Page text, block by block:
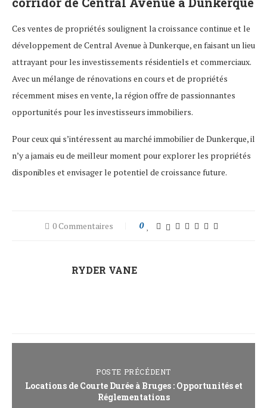
Ces ventes de propriétés soulignent la croissance continue et le
développement de Central Avenue à Dunkerque, en faisant un lieu
attrayant pour les investissements résidentiels et commerciaux.
Avec un mélange de rénovations en cours et de propriétés
récemment mises en vente, la région offre de passionnantes
opportunités pour les investisseurs immobiliers.
Pour ceux qui s’intéressent au marché immobilier de Dunkerque, il
n’y a jamais eu de meilleur moment pour explorer les propriétés
disponibles et envisager le potentiel de croissance future.
0 Commentaires 0
RYDER VANE
POSTE PRÉCÉDENT
Locations de Courte Durée à Bruges : Opportunités et
Réglementations